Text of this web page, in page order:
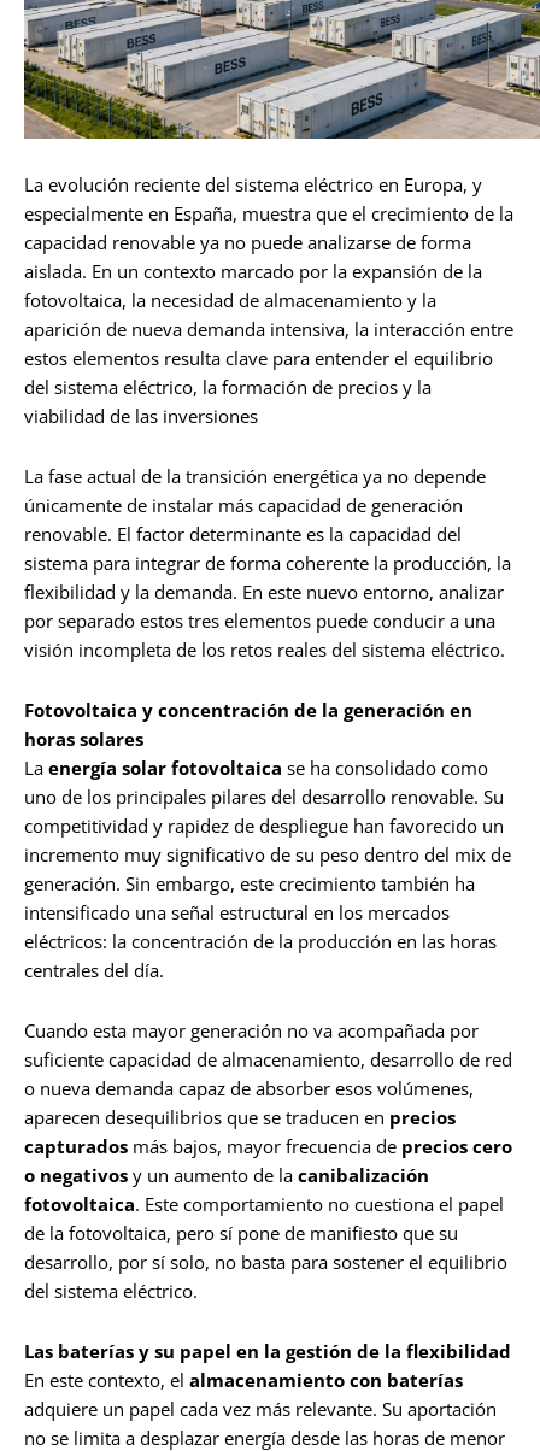
La evolución reciente del sistema eléctrico en Europa, y
especialmente en España, muestra que el crecimiento de la
capacidad renovable ya no puede analizarse de forma
aislada. En un contexto marcado por la expansión de la
fotovoltaica, la necesidad de almacenamiento y la
aparición de nueva demanda intensiva, la interacción entre
estos elementos resulta clave para entender el equilibrio
del sistema eléctrico, la formación de precios y la
viabilidad de las inversiones
La fase actual de la transición energética ya no depende
únicamente de instalar más capacidad de generación
renovable. El factor determinante es la capacidad del
sistema para integrar de forma coherente la producción, la
flexibilidad y la demanda. En este nuevo entorno, analizar
por separado estos tres elementos puede conducir a una
visión incompleta de los retos reales del sistema eléctrico.
Fotovoltaica y concentración de la generación en
horas solares
La energía solar fotovoltaica se ha consolidado como
uno de los principales pilares del desarrollo renovable. Su
competitividad y rapidez de despliegue han favorecido un
incremento muy significativo de su peso dentro del mix de
generación. Sin embargo, este crecimiento también ha
intensificado una señal estructural en los mercados
eléctricos: la concentración de la producción en las horas
centrales del día.
Cuando esta mayor generación no va acompañada por
suficiente capacidad de almacenamiento, desarrollo de red
o nueva demanda capaz de absorber esos volúmenes,
aparecen desequilibrios que se traducen en precios
capturados más bajos, mayor frecuencia de precios cero
o negativos y un aumento de la canibalización
fotovoltaica. Este comportamiento no cuestiona el papel
de la fotovoltaica, pero sí pone de manifiesto que su
desarrollo, por sí solo, no basta para sostener el equilibrio
del sistema eléctrico.
Las baterías y su papel en la gestión de la flexibilidad
En este contexto, el almacenamiento con baterías
adquiere un papel cada vez más relevante. Su aportación
no se limita a desplazar energía desde las horas de menor